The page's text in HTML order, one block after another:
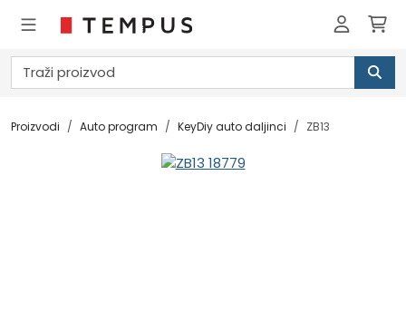
Proizvodi Auto program KeyDiy auto daljinci ZB13